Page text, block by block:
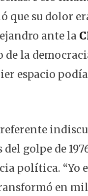
que su dolor
ante la
de la
espacio
golpe de
política. “Yo
en